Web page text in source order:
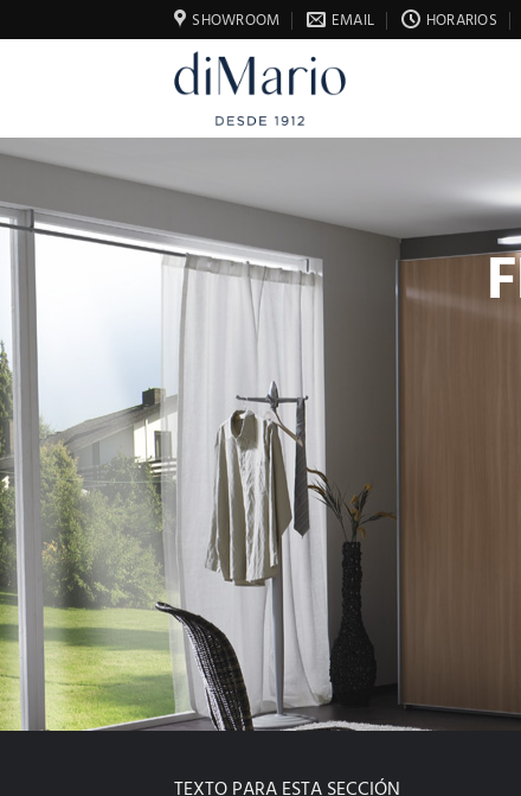
al
SHOWROOM EMAIL HORARIOS
TEXTO PARA ESTA SECCIÓN